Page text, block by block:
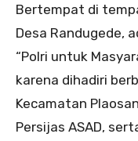
Bertempat di
Desa Randugede,
“Polri untuk
karena dihadiri
Kecamatan
Persijas ASAD,